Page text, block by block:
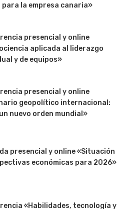
para la empresa canaria»
presencial y online
aplicada al liderazgo
y de equipos»
presencial y online
geopolítico internacional:
nuevo orden mundial»
presencial y online «Situación
económicas para 2026»
«Habilidades, tecnología y